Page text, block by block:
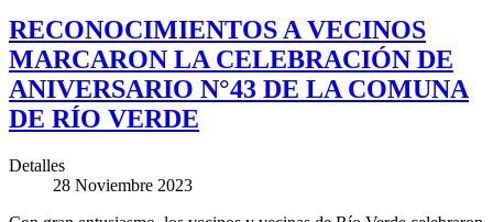
RECONOCIMIENTOS A VECINOS
MARCARON LA CELEBRACIÓN DE
ANIVERSARIO N°43 DE LA COMUNA
DE RÍO VERDE
Detalles
28 Noviembre 2023